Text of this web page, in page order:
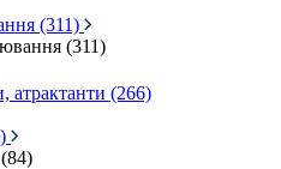
(311)
(311)
атрактанти (266)